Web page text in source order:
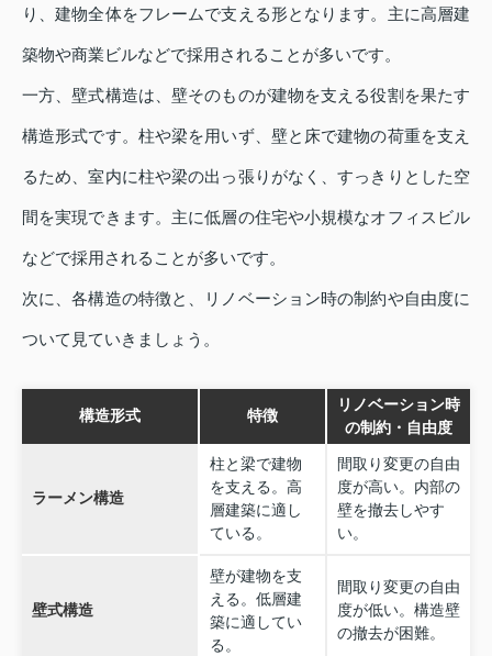
り、建物全体をフレームで支える形となります。主に高層建
築物や商業ビルなどで採用されることが多いです。
一方、壁式構造は、壁そのものが建物を支える役割を果たす
構造形式です。柱や梁を用いず、壁と床で建物の荷重を支え
るため、室内に柱や梁の出っ張りがなく、すっきりとした空
間を実現できます。主に低層の住宅や小規模なオフィスビル
などで採用されることが多いです。
次に、各構造の特徴と、リノベーション時の制約や自由度に
ついて見ていきましょう。
構造形式 特徴
リノベーション時
の制約・自由度
ラーメン構造
柱と梁で建物
を支える。高
層建築に適し
ている。
間取り変更の自由
度が高い。内部の
壁を撤去しやす
い。
壁式構造
壁が建物を支
える。低層建
築に適してい
る。
間取り変更の自由
度が低い。構造壁
の撤去が困難。